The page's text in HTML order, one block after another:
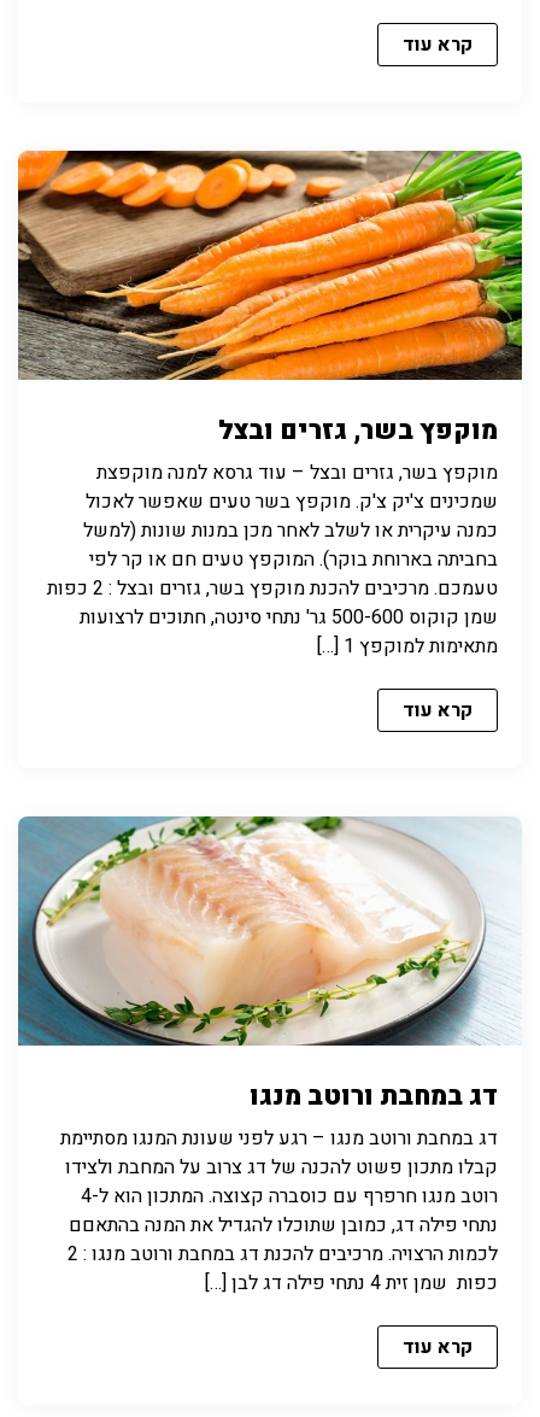
קרא עוד
מוקפץ בשר, גזרים ובצל
מוקפץ בשר, גזרים ובצל – עוד גרסא למנה מוקפצת
שמכינים צ'יק צ'ק. מוקפץ בשר טעים שאפשר לאכול
כמנה עיקרית או לשלב לאחר מכן במנות שונות (למשל
בחביתה בארוחת בוקר). המוקפץ טעים חם או קר לפי
טעמכם. מרכיבים להכנת מוקפץ בשר, גזרים ובצל : 2 כפות
שמן קוקוס 500-600 גר' נתחי סינטה, חתוכים לרצועות
מתאימות למוקפץ 1 […]
קרא עוד
דג במחבת ורוטב מנגו
דג במחבת ורוטב מנגו – רגע לפני שעונת המנגו מסתיימת
קבלו מתכון פשוט להכנה של דג צרוב על המחבת ולצידו
רוטב מנגו חרפרף עם כוסברה קצוצה. המתכון הוא ל-4
נתחי פילה דג, כמובן שתוכלו להגדיל את המנה בהתאםם
לכמות הרצויה. מרכיבים להכנת דג במחבת ורוטב מנגו : 2
כפות שמן זית 4 נתחי פילה דג לבן […]
קרא עוד